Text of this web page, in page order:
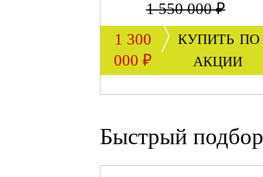
1 550 000 ₽
1 300
000 ₽
купить по
акции
Быстрый подбор